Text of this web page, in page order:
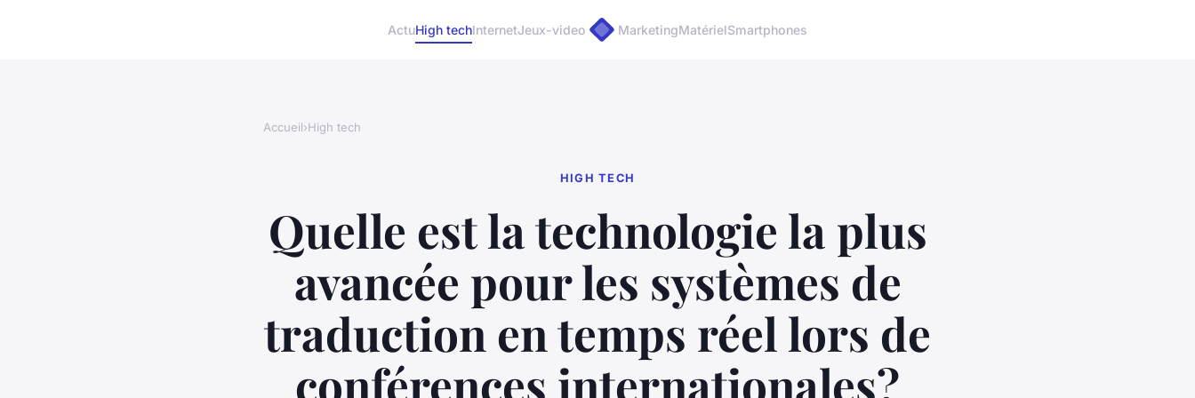
ActuHigh techInternetJeux-video MarketingMatérielSmartphones
Accueil›High tech
HIGH TECH
Quelle est la technologie la plus
avancée pour les systèmes de
traduction en temps réel lors de
conférences internationales?